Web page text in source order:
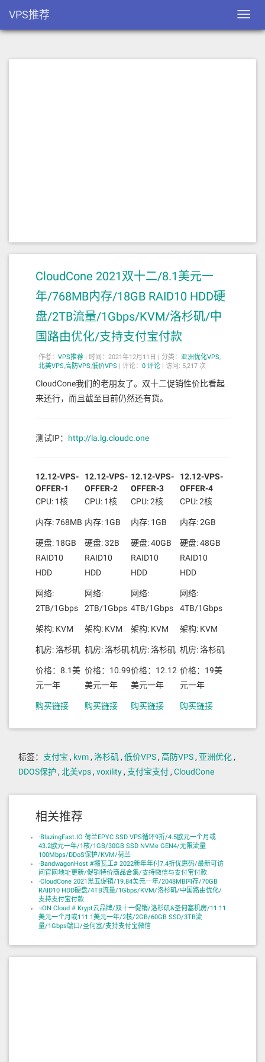
VPS推荐
CloudCone 2021双十二/8.1美元一
年/768MB内存/18GB RAID10 HDD硬
盘/2TB流量/1Gbps/KVM/洛杉矶/中
国路由优化/支持支付宝付款
作者： VPS推荐 | 时间：2021年12月11日 | 分类： 亚洲优化VPS,
北美VPS,高防VPS,低价VPS | 评论： 0 评论 | 访问: 5,217 次
CloudCone我们的老朋友了。双十二促销性价比看起
来还行，而且截至目前仍然还有货。
测试IP： http://la.lg.cloudc.one
12.12-VPS-
OFFER-1
CPU: 1核
内存: 768MB
硬盘: 18GB
RAID10
HDD
网络:
2TB/1Gbps
架构: KVM
机房: 洛杉矶
价格：8.1美
元一年
购买链接
12.12-VPS-
OFFER-2
CPU: 1核
内存: 1GB
硬盘: 32B
RAID10
HDD
网络:
2TB/1Gbps
架构: KVM
机房: 洛杉矶
价格：10.99
美元一年
购买链接
12.12-VPS-
OFFER-3
CPU: 2核
内存: 1GB
硬盘: 40GB
RAID10
HDD
网络:
4TB/1Gbps
架构: KVM
机房: 洛杉矶
价格：12.12
美元一年
购买链接
12.12-VPS-
OFFER-4
CPU: 2核
内存: 2GB
硬盘: 48GB
RAID10
HDD
网络:
4TB/1Gbps
架构: KVM
机房: 洛杉矶
价格：19美
元一年
购买链接
标签： 支付宝 , kvm , 洛杉矶 , 低价VPS , 高防VPS , 亚洲优化 ,
DDOS保护 , 北美vps , voxility , 支付宝支付 , CloudCone
相关推荐
·BlazingFast.IO 荷兰EPYC SSD VPS循环9折/4.5欧元一个月或
43.2欧元一年/1核/1GB/30GB SSD NVMe GEN4/无限流量
100Mbps/DDoS保护/KVM/荷兰
·BandwagonHost #搬瓦工# 2022新年年付7.4折优惠码/最新可访
问官网地址更新/促销特价商品合集/支持微信与支付宝付款
·CloudCone 2021黑五促销/19.84美元一年/2048MB内存/70GB
RAID10 HDD硬盘/4TB流量/1Gbps/KVM/洛杉矶/中国路由优化/
支持支付宝付款
·iON Cloud # Krypt云品牌/双十一促销/洛杉矶&圣何塞机房/11.11
美元一个月或111.1美元一年/2核/2GB/60GB SSD/3TB流
量/1Gbps端口/圣何塞/支持支付宝微信